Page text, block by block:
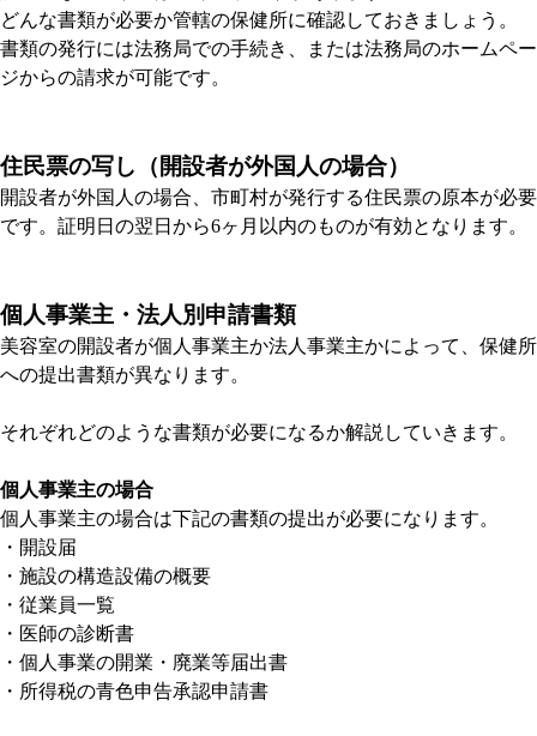
どんな書類が必要か管轄の保健所に確認しておきましょう。
書類の発行には法務局での手続き、または法務局のホームペー
ジからの請求が可能です。
住民票の写し（開設者が外国人の場合）
開設者が外国人の場合、市町村が発行する住民票の原本が必要
です。証明日の翌日から6ヶ月以内のものが有効となります。
個人事業主・法人別申請書類
美容室の開設者が個人事業主か法人事業主かによって、保健所
への提出書類が異なります。
それぞれどのような書類が必要になるか解説していきます。
個人事業主の場合
個人事業主の場合は下記の書類の提出が必要になります。
・開設届
・施設の構造設備の概要
・従業員一覧
・医師の診断書
・個人事業の開業・廃業等届出書
・所得税の青色申告承認申請書